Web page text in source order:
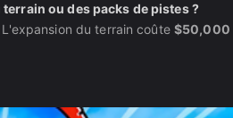
ou des packs de pistes ?
du terrain coûte $50,000